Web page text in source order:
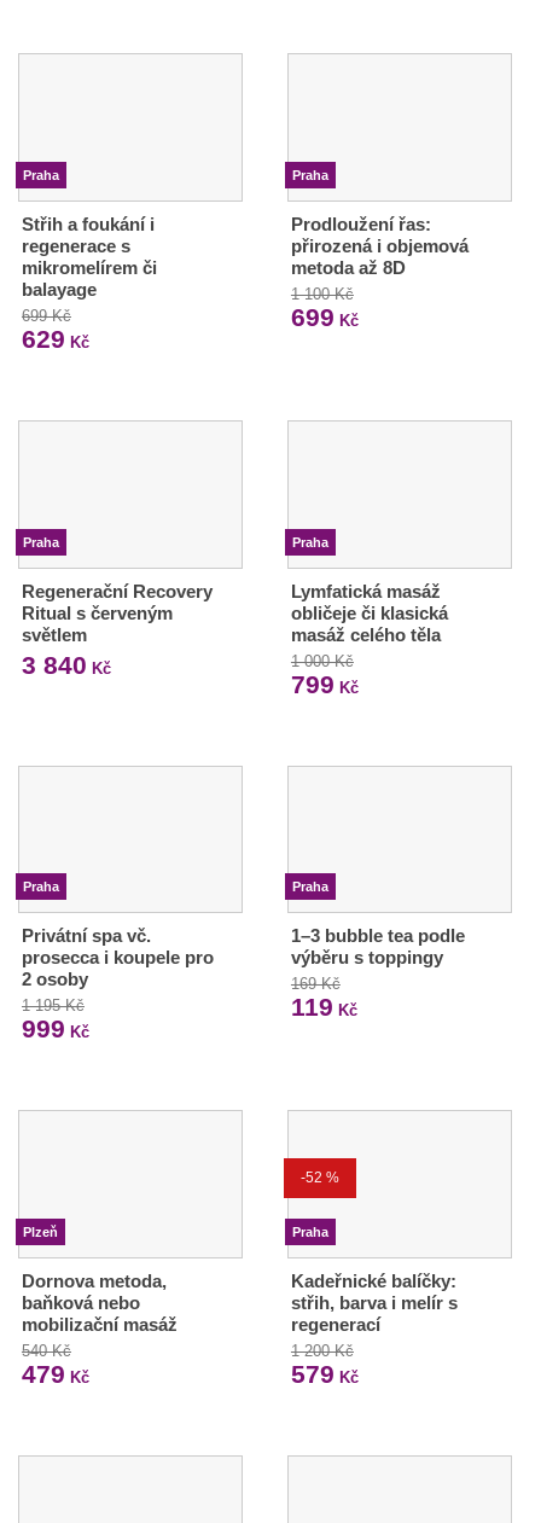
Praha
Střih a foukání i
regenerace s
mikromelírem či
balayage
699 Kč
629 Kč
Praha
Prodloužení řas:
přirozená i objemová
metoda až 8D
1 100 Kč
699 Kč
Praha
Regenerační Recovery
Ritual s červeným
světlem
3 840 Kč
Praha
Lymfatická masáž
obličeje či klasická
masáž celého těla
1 000 Kč
799 Kč
Praha
Privátní spa vč.
prosecca i koupele pro
2 osoby
1 195 Kč
999 Kč
Praha
1–3 bubble tea podle
výběru s toppingy
169 Kč
119 Kč
Plzeň
Dornova metoda,
baňková nebo
mobilizační masáž
540 Kč
479 Kč
-52 %
Praha
Kadeřnické balíčky:
střih, barva i melír s
regenerací
1 200 Kč
579 Kč